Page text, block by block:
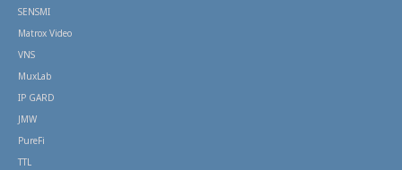
SENSMI
Matrox Video
VNS
MuxLab
IP GARD
JMW
PureFi
TTL